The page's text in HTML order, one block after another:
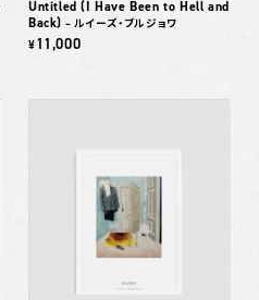
Untitled (I Have Been to Hell and
Back) – ルイーズ・ブルジョワ
¥11,000